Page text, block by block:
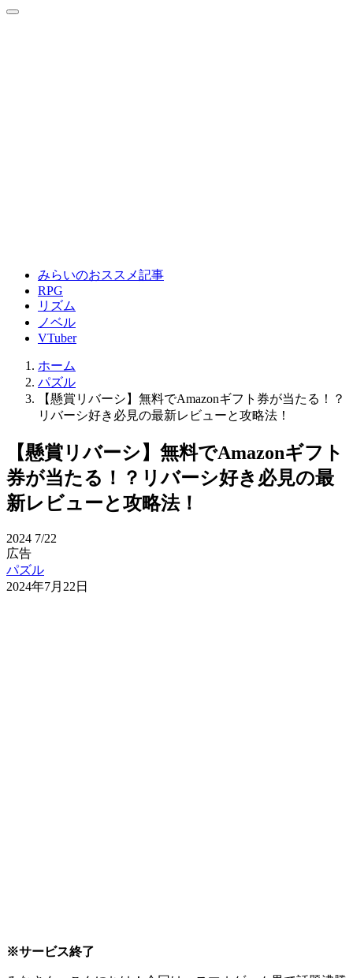
みらいのおススメ記事
RPG
リズム
ノベル
VTuber
ホーム
パズル
【懸賞リバーシ】無料でAmazonギフト券が当たる！？
リバーシ好き必見の最新レビューと攻略法！
【懸賞リバーシ】無料でAmazonギフト
券が当たる！？リバーシ好き必見の最
新レビューと攻略法！
2024 7/22
広告
パズル
2024年7月22日
※サービス終了